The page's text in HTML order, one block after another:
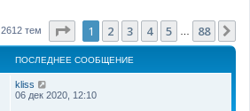
2612 тем Страница из 88
1 2 3 4 5 88
ПОСЛЕДНЕЕ СООБЩЕНИЕ
kliss
06 дек 2020, 12:10